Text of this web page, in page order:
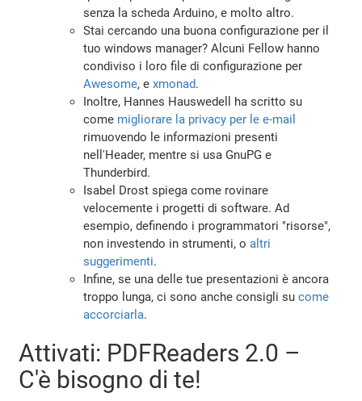
senza la scheda Arduino, e molto altro.
Stai cercando una buona configurazione per il
tuo windows manager? Alcuni Fellow hanno
condiviso i loro file di configurazione per
Awesome, exmonad.
Inoltre, Hannes Hauswedell ha scritto su
come migliorare la privacy per le e-mail
rimuovendo le informazioni presenti
nell'Header, mentre si usa GnuPG e
Thunderbird.
Isabel Drost spiega come rovinare
velocemente i progetti di software. Ad
esempio, definendo i programmatori "risorse",
non investendo in strumenti, oaltri
suggerimenti.
Infine, se una delle tue presentazioni è ancora
troppo lunga, ci sono anche consigli sucome
accorciarla.
Attivati: PDFReaders 2.0 –
C'è bisogno di te!